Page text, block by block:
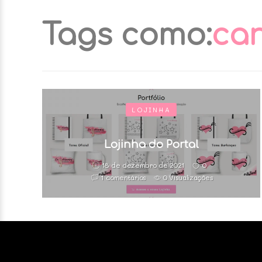
Tags como:
LOJINHA
Lojinha do Portal
18 de dezembro de 2021
0
1 comentários
0 Visualizações